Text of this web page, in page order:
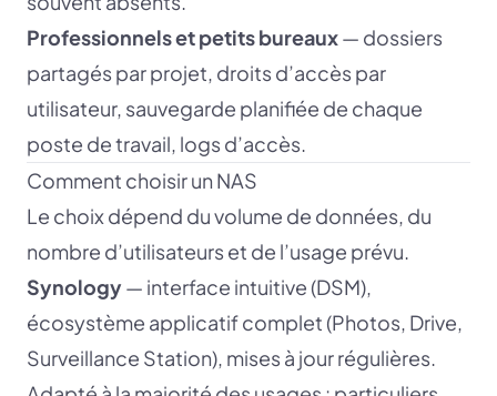
Professionnels et petits bureaux— dossiers
partagés par projet, droits d’accès par
utilisateur, sauvegarde planifiée de chaque
poste de travail, logs d’accès.
Comment choisir un NAS
Le choix dépend du volume de données, du
nombre d’utilisateurs et de l’usage prévu.
Synology— interface intuitive (DSM),
écosystème applicatif complet (Photos, Drive,
Surveillance Station), mises à jour régulières.